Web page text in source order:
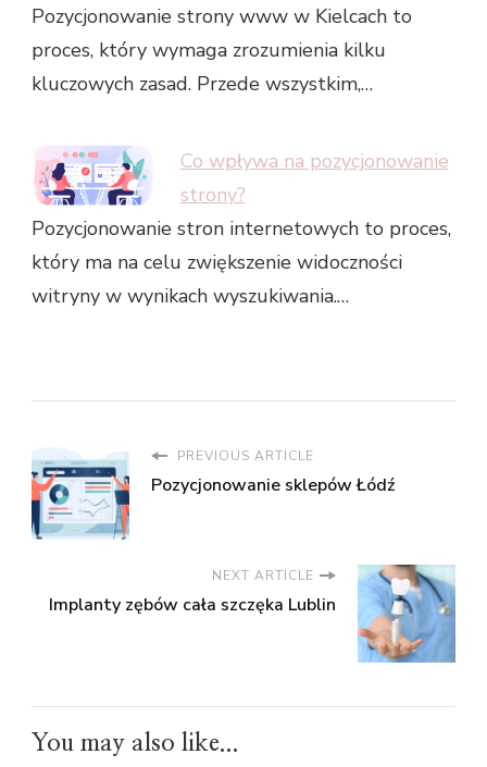
Pozycjonowanie strony www w Kielcach to
proces, który wymaga zrozumienia kilku
kluczowych zasad. Przede wszystkim,…
Co wpływa na pozycjonowanie
strony?
Pozycjonowanie stron internetowych to proces,
który ma na celu zwiększenie widoczności
witryny w wynikach wyszukiwania.…
PREVIOUS ARTICLE
Pozycjonowanie sklepów Łódź
NEXT ARTICLE
Implanty zębów cała szczęka Lublin
You may also like...